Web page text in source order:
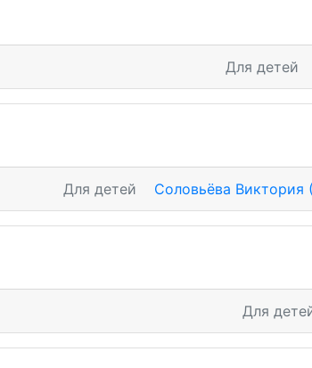
Для детей
Соловьёва Виктория
Для детей
Для